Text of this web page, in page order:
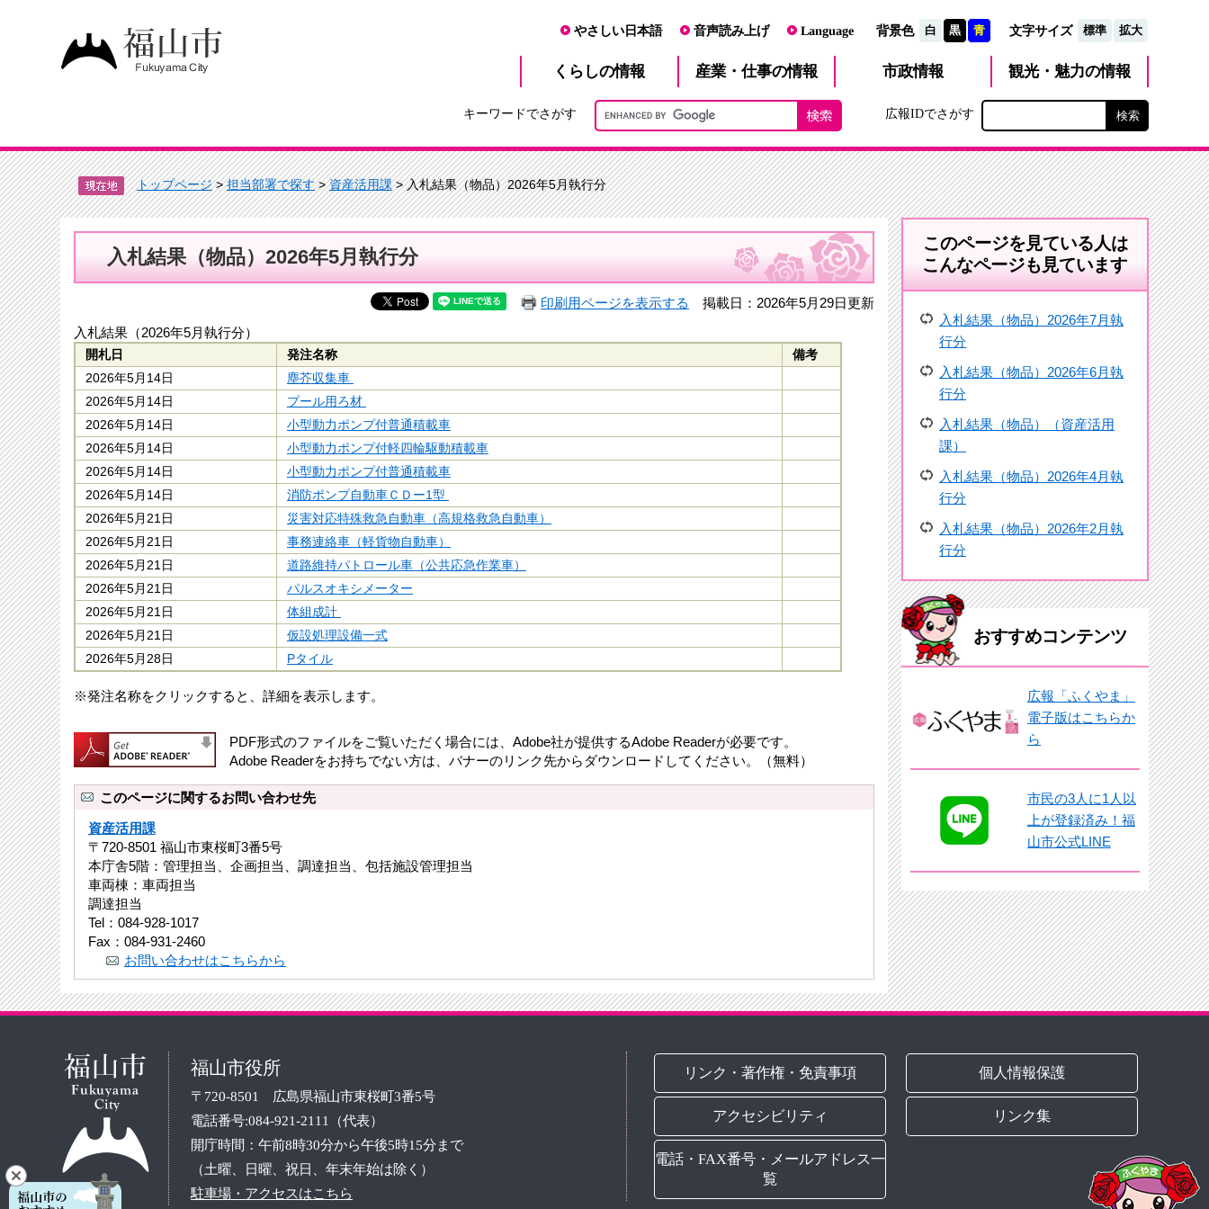
やさしい日本語 音声読み上げ Language 背景色 白 黒 青 文字サイズ 標準 拡大
くらしの情報 産業・仕事の情報 市政情報 観光・魅力の情報
キーワードでさがす 広報IDでさがす
トップページ>担当部署で探す>資産活用課> 入札結果（物品）2026年5月執行分
入札結果（物品）2026年5月執行分
印刷用ページを表示する
掲載日：2026年5月29日更新
入札結果（2026年5月執行分）
開札日 発注名称
備考
2026年5月14日
塵芥収集車
2026年5月14日
プール用ろ材
2026年5月14日
小型動力ポンプ付普通積載車
2026年5月14日
小型動力ポンプ付軽四輪駆動積載車
2026年5月14日
小型動力ポンプ付普通積載車
2026年5月14日
消防ポンプ自動車ＣＤー1型
2026年5月21日
災害対応特殊救急自動車（高規格救急自動車）
2026年5月21日
事務連絡車（軽貨物自動車）
2026年5月21日
道路維持パトロール車（公共応急作業車）
2026年5月21日
パルスオキシメーター
2026年5月21日
体組成計
2026年5月21日
仮設処理設備一式
2026年5月28日
Pタイル
※発注名称をクリックすると、詳細を表示します。
PDF形式のファイルをご覧いただく場合には、Adobe社が提供するAdobe Readerが必要です。
Adobe Readerをお持ちでない方は、バナーのリンク先からダウンロードしてください。（無料）
このページに関するお問い合わせ先
資産活用課
〒720-8501 福山市東桜町3番5号
本庁舎5階：管理担当、企画担当、調達担当、包括施設管理担当
車両棟：車両担当
調達担当
Tel：084-928-1017
Fax：084-931-2460
お問い合わせはこちらから
このページを見ている人は
こんなページも見ています
入札結果（物品）2026年7月執
行分
入札結果（物品）2026年6月執
行分
入札結果（物品）（資産活用
課）
入札結果（物品）2026年4月執
行分
入札結果（物品）2026年2月執
行分
おすすめコンテンツ
広報「ふくやま」
電子版はこちらか
ら
市民の3人に1人以
上が登録済み！福
山市公式LINE
福山市役所
〒720-8501 広島県福山市東桜町3番5号
電話番号:084-921-2111（代表）
開庁時間：午前8時30分から午後5時15分まで
（土曜、日曜、祝日、年末年始は除く）
駐車場・アクセスはこちら
リンク・著作権・免責事項 個人情報保護
アクセシビリティ リンク集
電話・FAX番号・メールアドレス一
覧